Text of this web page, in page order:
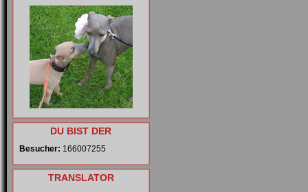
DU BIST DER
Besucher: 166007255
TRANSLATOR